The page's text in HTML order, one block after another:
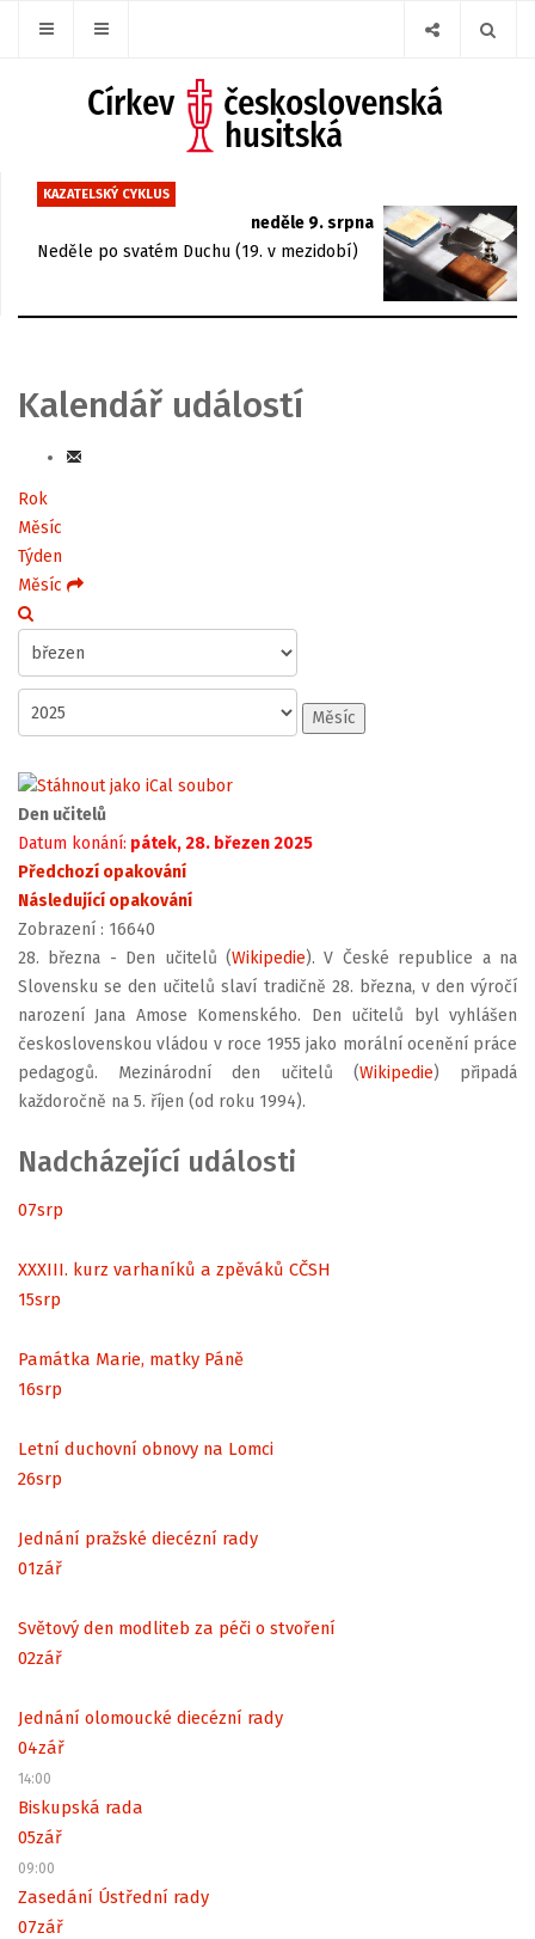
KAZATELSKÝ CYKLUS
neděle 9. srpna
Neděle po svatém Duchu (19. v mezidobí)
Kalendář událostí
Rok
Měsíc
Týden
Měsíc
Měsíc
Den učitelů
Datum konání: pátek, 28. březen 2025
Předchozí opakování
Následující opakování
Zobrazení : 16640
28. března - Den učitelů (Wikipedie). V České republice a na
Slovensku se den učitelů slaví tradičně 28. března, v den výročí
narození Jana Amose Komenského. Den učitelů byl vyhlášen
československou vládou v roce 1955 jako morální ocenění práce
pedagogů. Mezinárodní den učitelů (Wikipedie) připadá
každoročně na 5. říjen (od roku 1994).
Nadcházející události
07srp
XXXIII. kurz varhaníků a zpěváků CČSH
15srp
Památka Marie, matky Páně
16srp
Letní duchovní obnovy na Lomci
26srp
Jednání pražské diecézní rady
01zář
Světový den modliteb za péči o stvoření
02zář
Jednání olomoucké diecézní rady
04zář
14:00
Biskupská rada
05zář
09:00
Zasedání Ústřední rady
07zář